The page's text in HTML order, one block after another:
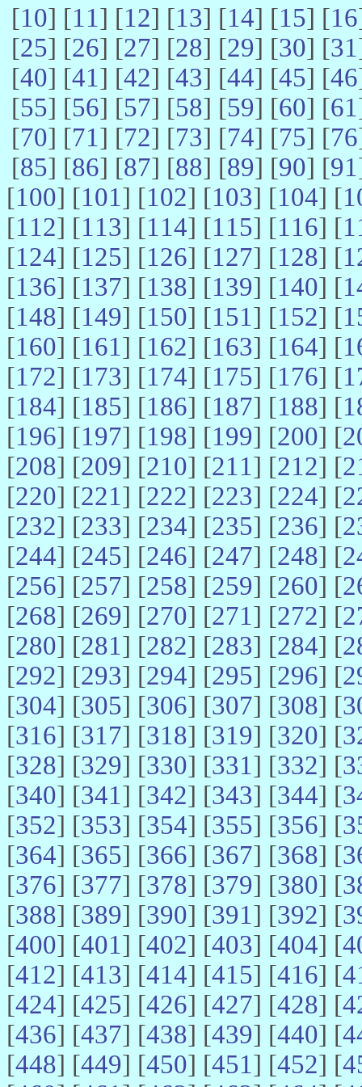
[10] [11] [12] [13] [14] [15] [16
[25] [26] [27] [28] [29] [30] [31
[40] [41] [42] [43] [44] [45] [46
[55] [56] [57] [58] [59] [60] [61
[70] [71] [72] [73] [74] [75] [76
[85] [86] [87] [88] [89] [90] [91
[100] [101] [102] [103] [104] [
[112] [113] [114] [115] [116] [
[124] [125] [126] [127] [128] [
[136] [137] [138] [139] [140] [
[148] [149] [150] [151] [152] [
[160] [161] [162] [163] [164] [
[172] [173] [174] [175] [176] [
[184] [185] [186] [187] [188] [
[196] [197] [198] [199] [200] [
[208] [209] [210] [211] [212] [
[220] [221] [222] [223] [224] [
[232] [233] [234] [235] [236] [
[244] [245] [246] [247] [248] [
[256] [257] [258] [259] [260] [
[268] [269] [270] [271] [272] [
[280] [281] [282] [283] [284] [
[292] [293] [294] [295] [296] [
[304] [305] [306] [307] [308] [
[316] [317] [318] [319] [320] [
[328] [329] [330] [331] [332] [
[340] [341] [342] [343] [344] [
[352] [353] [354] [355] [356] [
[364] [365] [366] [367] [368] [
[376] [377] [378] [379] [380] [
[388] [389] [390] [391] [392] [
[400] [401] [402] [403] [404] [
[412] [413] [414] [415] [416] [
[424] [425] [426] [427] [428] [
[436] [437] [438] [439] [440] [
[448] [449] [450] [451] [452] [